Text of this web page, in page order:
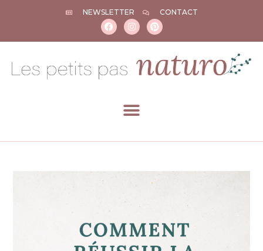
NEWSLETTER CONTACT